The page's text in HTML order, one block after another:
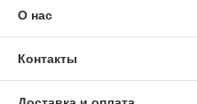
О нас
Контакты